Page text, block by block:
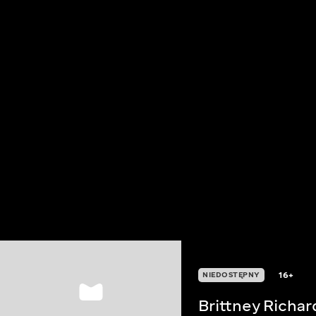
NIEDOSTĘPNY 16+
Brittney